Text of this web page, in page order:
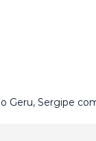
Geru, Sergipe